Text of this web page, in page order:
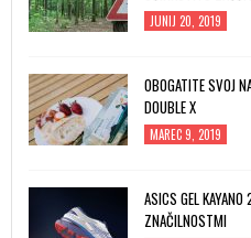
JUNIJ 20, 2019
OBOGATITE SVOJ
DOUBLE X
MAREC 9, 2019
ASICS GEL
ZNAČILNOSTMI